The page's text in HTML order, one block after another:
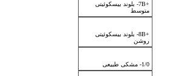
+7B- بلوند بیسکوئیتی
متوسط
+8B- بلوند بیسکوئیتی
روشن
1/0- مشکی طبیعی